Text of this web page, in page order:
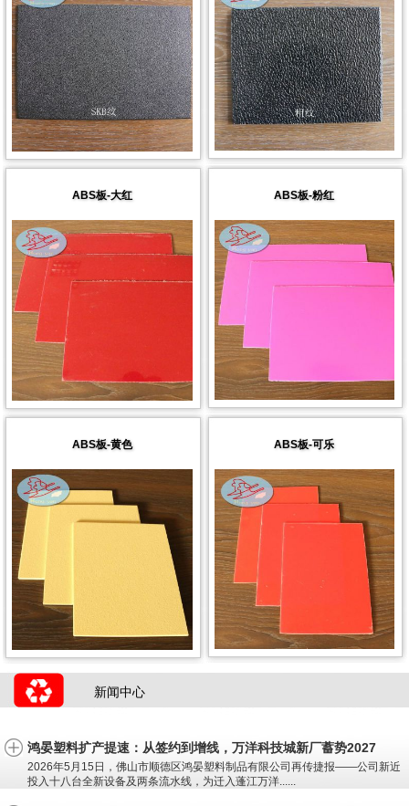
ABS板-大红 ABS板-粉红
ABS板-黄色 ABS板-可乐
新闻中心
鸿晏塑料扩产提速：从签约到增线，万洋科技城新厂蓄势2027
2026年5月15日，佛山市顺德区鸿晏塑料制品有限公司再传捷报——公司新近
投入十八台全新设备及两条流水线，为迁入蓬江万洋......